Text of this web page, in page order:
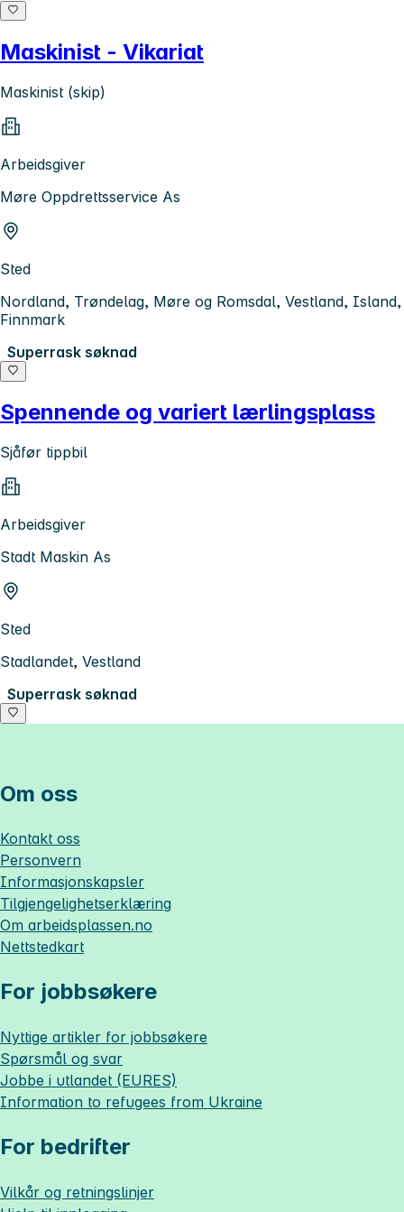
Maskinist - Vikariat
Maskinist (skip)
Arbeidsgiver
Møre Oppdrettsservice As
Sted
Nordland, Trøndelag, Møre og Romsdal, Vestland, Island,
Finnmark
Superrask søknad
Spennende og variert lærlingsplass
Sjåfør tippbil
Arbeidsgiver
Stadt Maskin As
Sted
Stadlandet, Vestland
Superrask søknad
Om oss
Kontakt oss
Personvern
Informasjonskapsler
Tilgjengelighetserklæring
Om arbeidsplassen.no
Nettstedkart
For jobbsøkere
Nyttige artikler for jobbsøkere
Spørsmål og svar
Jobbe i utlandet (EURES)
Information to refugees from Ukraine
For bedrifter
Vilkår og retningslinjer